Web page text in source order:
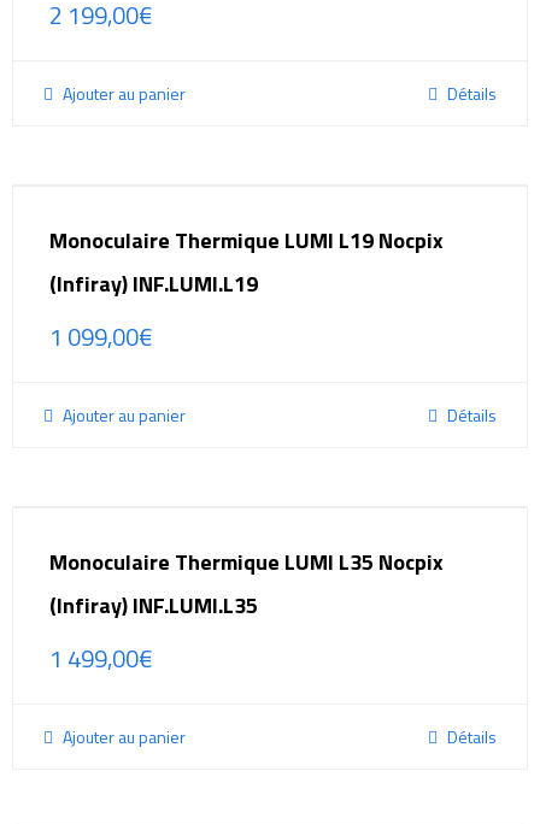
2 199,00€
Ajouter au panier Détails
Monoculaire Thermique LUMI L19 Nocpix
(Infiray) INF.LUMI.L19
1 099,00€
Ajouter au panier Détails
Monoculaire Thermique LUMI L35 Nocpix
(Infiray) INF.LUMI.L35
1 499,00€
Ajouter au panier Détails